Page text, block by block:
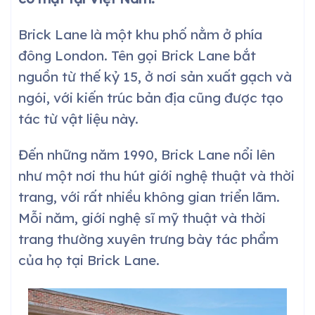
Brick Lane là một khu phố nằm ở phía
đông London. Tên gọi Brick Lane bắt
nguồn từ thế kỷ 15, ở nơi sản xuất gạch và
ngói, với kiến trúc bản địa cũng được tạo
tác từ vật liệu này.
Đến những năm 1990, Brick Lane nổi lên
như một nơi thu hút giới nghệ thuật và thời
trang, với rất nhiều không gian triển lãm.
Mỗi năm, giới nghệ sĩ mỹ thuật và thời
trang thường xuyên trưng bày tác phẩm
của họ tại Brick Lane.